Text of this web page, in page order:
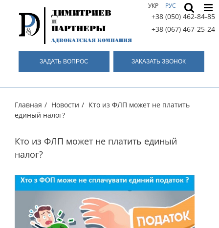
ДИМИТРИЕВ
и
ПАРТНЕРЫ
АДВОКАТСКАЯ КОМПАНИЯ
УКР РУС
+38 (050) 462-84-85
+38 (067) 467-25-24
ЗАДАТЬ ВОПРОС ЗАКАЗАТЬ ЗВОНОК
Главная / Новости / Кто из ФЛП может не платить
единый налог?
Кто из ФЛП может не платить единый
налог?